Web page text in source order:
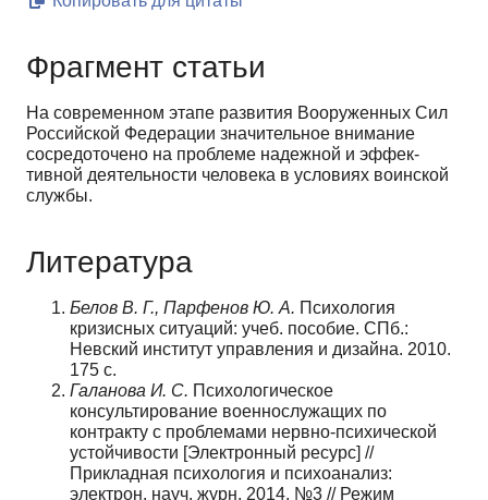
Фрагмент статьи
На современном этапе развития Вооруженных Сил
Российской Федерации значительное внима­ние
сосредоточено на проблеме надежной и эффек­
тивной деятельности человека в условиях воинской
службы.
Литература
Белов В. Г., Парфенов Ю. А. Психология
кризисных ситуаций: учеб. пособие. СПб.:
Невский институт управле­ния и дизайна. 2010.
175 с.
Галанова И. С. Психологическое
консультирование военнослужащих по
контракту с проблемами нервно-пси­хической
устойчивости [Электронный ресурс] //
Прикладная психология и психоанализ:
электрон. науч. журн. 2014. №3 // Режим